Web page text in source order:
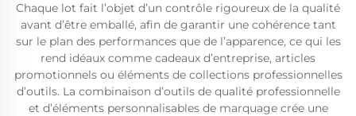
Chaque lot fait l’objet d’un contrôle rigoureux de la qualité
avant d’être emballé, afin de garantir une cohérence tant
sur le plan des performances que de l’apparence, ce qui les
rend idéaux comme cadeaux d’entreprise, articles
promotionnels ou éléments de collections professionnelles
d’outils. La combinaison d’outils de qualité professionnelle
et d’éléments personnalisables de marquage crée une